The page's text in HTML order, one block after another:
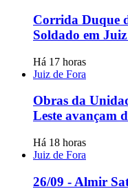
Corrida Duque
Soldado em
Há 17 horas
Juiz de Fora
Obras da
Leste avançam
Há 18 horas
Juiz de Fora
26/09 - Almir